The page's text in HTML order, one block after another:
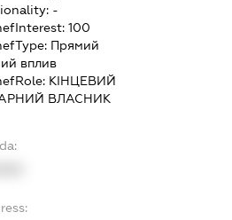
-
100
Прямий
вплив
КІНЦЕВИЙ
ВЛАСНИК